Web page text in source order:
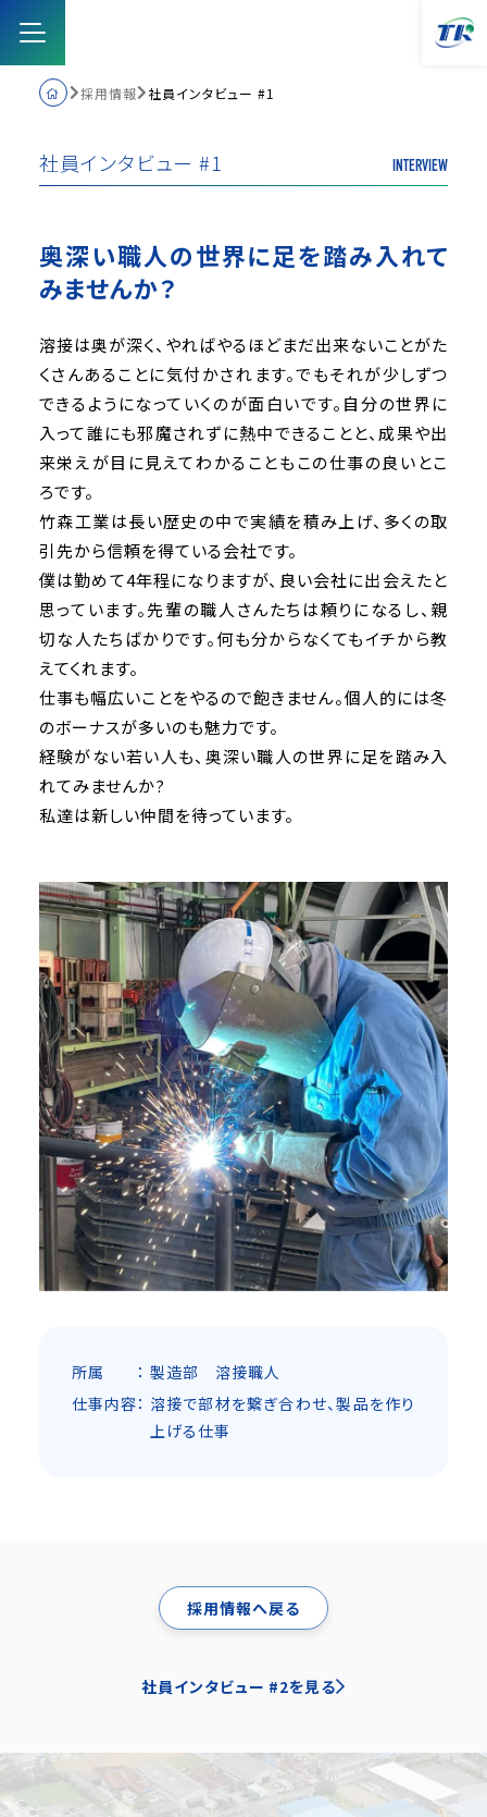
取り組み
会社案内
採用情報
お問い合わせ
採用情報 社員インタビュー #1
社員インタビュー #1 INTERVIEW
奥深い職人の世界に足を踏み入れて
みませんか？
溶接は奥が深く、やればやるほどまだ出来ないことがた
くさんあることに気付かされます。でもそれが少しずつ
できるようになっていくのが面白いです。自分の世界に
入って誰にも邪魔されずに熱中できることと、成果や出
来栄えが目に見えてわかることもこの仕事の良いとこ
ろです。
竹森工業は長い歴史の中で実績を積み上げ、多くの取
引先から信頼を得ている会社です。
僕は勤めて4年程になりますが、良い会社に出会えたと
思っています。先輩の職人さんたちは頼りになるし、親
切な人たちばかりです。何も分からなくてもイチから教
えてくれます。
仕事も幅広いことをやるので飽きません。個人的には冬
のボーナスが多いのも魅力です。
経験がない若い人も、奥深い職人の世界に足を踏み入
れてみませんか?
私達は新しい仲間を待っています。
所属
製造部 溶接職人
仕事内容
溶接で部材を繋ぎ合わせ、製品を作り
上げる仕事
採用情報へ戻る
社員インタビュー #2を見る